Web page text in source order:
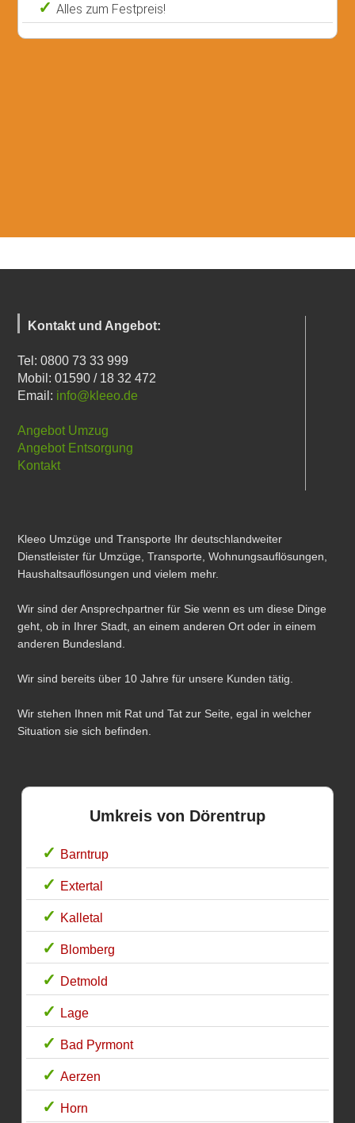
Alles zum Festpreis!
Kontakt und Angebot:
Tel: 0800 73 33 999
Mobil: 01590 / 18 32 472
Email: info@kleeo.de
Angebot Umzug
Angebot Entsorgung
Kontakt
Kleeo Umzüge und Transporte Ihr deutschlandweiter
Dienstleister für Umzüge, Transporte, Wohnungsauflösungen,
Haushaltsauflösungen und vielem mehr.
Wir sind der Ansprechpartner für Sie wenn es um diese Dinge
geht, ob in Ihrer Stadt, an einem anderen Ort oder in einem
anderen Bundesland.
Wir sind bereits über 10 Jahre für unsere Kunden tätig.
Wir stehen Ihnen mit Rat und Tat zur Seite, egal in welcher
Situation sie sich befinden.
Umkreis von Dörentrup
Barntrup
Extertal
Kalletal
Blomberg
Detmold
Lage
Bad Pyrmont
Aerzen
Horn